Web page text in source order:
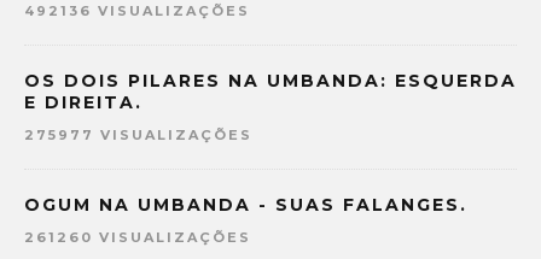
492136 VISUALIZAÇÕES
OS DOIS PILARES NA UMBANDA: ESQUERDA
E DIREITA.
275977 VISUALIZAÇÕES
OGUM NA UMBANDA - SUAS FALANGES.
261260 VISUALIZAÇÕES